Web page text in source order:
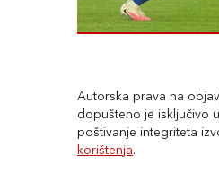
Autorska prava na
dopušteno je isključivo
poštivanje integriteta
korištenja.